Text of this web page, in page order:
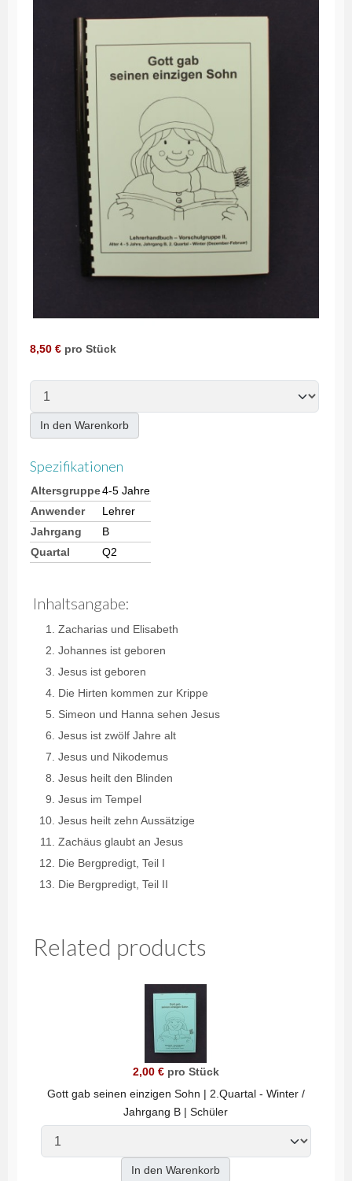
8,50 € pro Stück
In den Warenkorb
Spezifikationen
Altersgruppe4-5 Jahre
Anwender
Lehrer
Jahrgang
B
Quartal
Q2
Inhaltsangabe:
Zacharias und Elisabeth
Johannes ist geboren
Jesus ist geboren
Die Hirten kommen zur Krippe
Simeon und Hanna sehen Jesus
Jesus ist zwölf Jahre alt
Jesus und Nikodemus
Jesus heilt den Blinden
Jesus im Tempel
Jesus heilt zehn Aussätzige
Zachäus glaubt an Jesus
Die Bergpredigt, Teil I
Die Bergpredigt, Teil II
Related products
2,00 € pro Stück
Gott gab seinen einzigen Sohn | 2.Quartal - Winter /
Jahrgang B | Schüler
In den Warenkorb